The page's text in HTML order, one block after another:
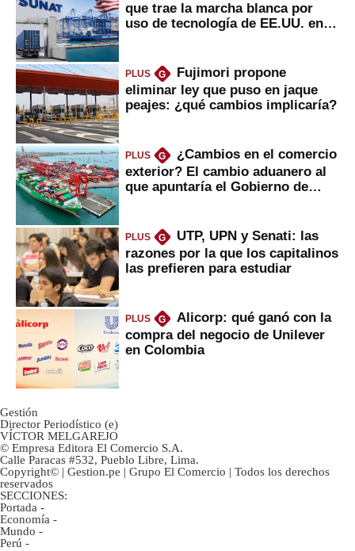
que trae la marcha blanca por
uso de tecnología de EE.UU. en
PLUS G
Fujimori propone
eliminar ley que puso en jaque
peajes: ¿qué cambios implicaría?
PLUS G
¿Cambios en el comercio
exterior? El cambio aduanero al
que apuntaría el Gobierno de
PLUS G
UTP, UPN y Senati: las
razones por la que los capitalinos
las prefieren para estudiar
PLUS G
Alicorp: qué ganó con la
compra del negocio de Unilever
en Colombia
Gestión
Director Periodístico (e)
VÍCTOR MELGAREJO
© Empresa Editora El Comercio S.A.
Calle Paracas #532, Pueblo Libre, Lima.
Copyright© | Gestion.pe | Grupo El Comercio | Todos los derechos
reservados
SECCIONES:
Portada -
Economía -
Mundo -
Perú -